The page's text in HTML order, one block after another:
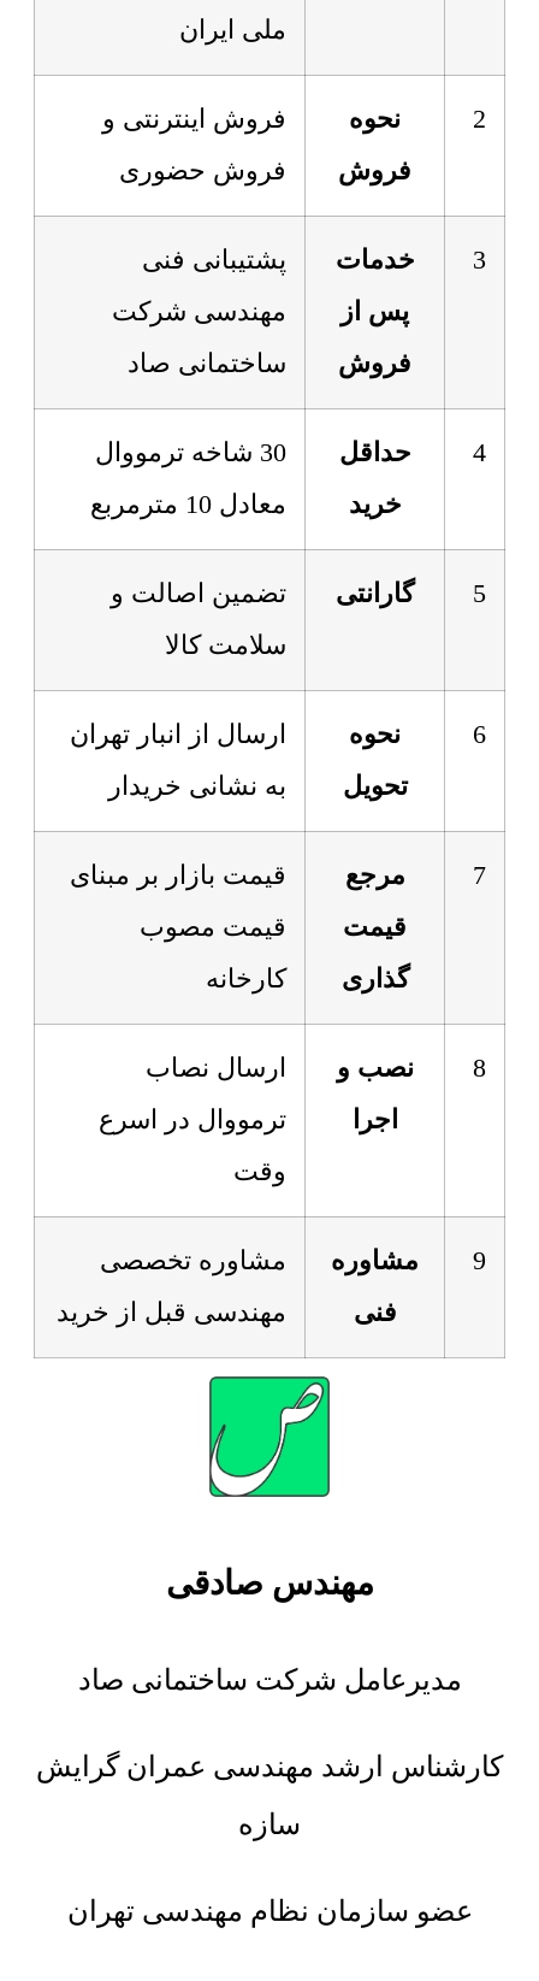
ملی ایران
2
نحوه
فروش
فروش اینترنتی و
فروش حضوری
3
خدمات
پس از
فروش
پشتیبانی فنی
مهندسی شرکت
ساختمانی صاد
4
حداقل
خرید
30 شاخه ترمووال
معادل 10 مترمربع
5 گارانتی
تضمین اصالت و
سلامت کالا
6
نحوه
تحویل
ارسال از انبار تهران
به نشانی خریدار
7
مرجع
قیمت
گذاری
قیمت بازار بر مبنای
قیمت مصوب
کارخانه
8
نصب و
اجرا
ارسال نصاب
ترمووال در اسرع
وقت
9
مشاوره
فنی
مشاوره تخصصی
مهندسی قبل از خرید
مهندس صادقی
مدیرعامل شرکت ساختمانی صاد
کارشناس ارشد مهندسی عمران گرایش
سازه
عضو سازمان نظام مهندسی تهران